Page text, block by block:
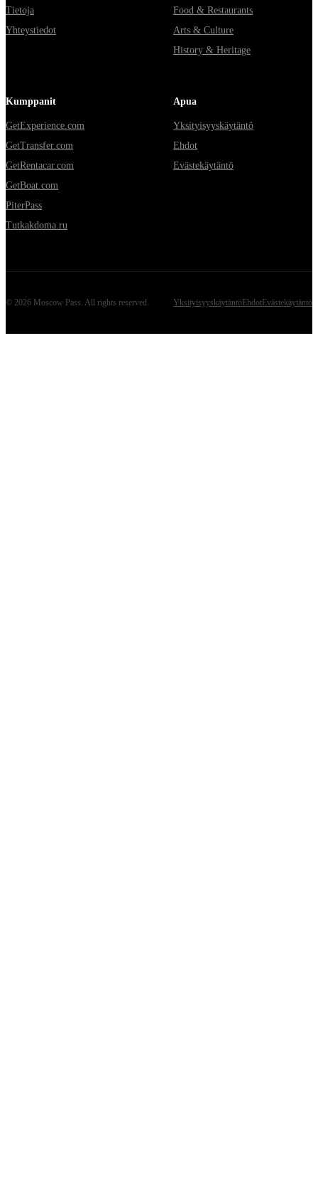
Tietoja
Yhteystiedot
Food & Restaurants
Arts & Culture
History & Heritage
Kumppanit
GetExperience.com
GetTransfer.com
GetRentacar.com
GetBoat.com
PiterPass
Tutkakdoma.ru
Apua
Yksityisyyskäytäntö
Ehdot
Evästekäytäntö
© 2026 Moscow Pass . All rights reserved. YksityisyyskäytäntöEhdotEvästekäytäntö